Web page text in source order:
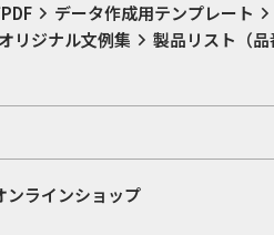
データ作成用テンプレート
オリジナル文例集 製品リスト（品
ンラインショップ